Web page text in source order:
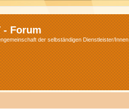
- Forum
der selbständigen Dienstleister/